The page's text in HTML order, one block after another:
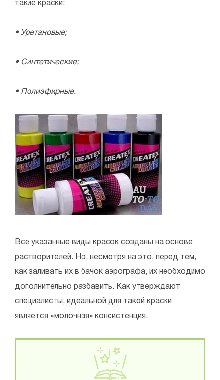
такие краски:
• Уретановые;
• Синтетические;
• Полиэфирные.
Все указанные виды красок созданы на основе
растворителей. Но, несмотря на это, перед тем,
как заливать их в бачок аэрографа, их необходимо
дополнительно разбавить. Как утверждают
специалисты, идеальной для такой краски
является «молочная» консистенция.